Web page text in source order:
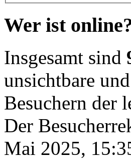
Wer ist
Insgesamt sind
unsichtbare
Besuchern der
Der
Mai 2025,